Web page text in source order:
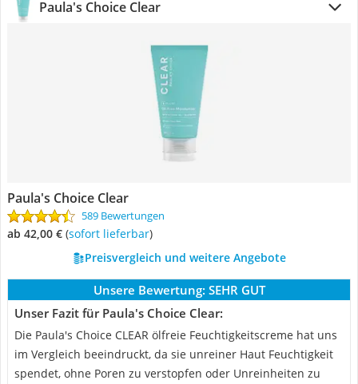
Paula's Choice Clear
Paula's Choice Clear
589 Bewertungen
ab 42,00 € ( Sofort lieferbar)
Preisvergleich und weitere Angebote
Unsere Bewertung: SEHR GUT
Unser Fazit für Paula's Choice Clear:
Die Paula's Choice CLEAR ölfreie Feuchtigkeitscreme hat uns
im Vergleich beeindruckt, da sie unreiner Haut Feuchtigkeit
spendet, ohne Poren zu verstopfen oder Unreinheiten zu